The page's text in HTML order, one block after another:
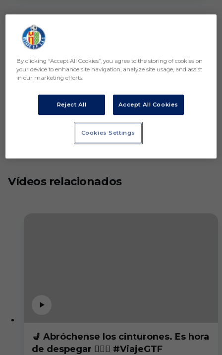
Vídeos relacionados
💺 Abróchense los cinturones. Es hora
de despegar 👨🏻‍✈️ #ViajeGTF
By clicking “Accept All Cookies”, you agree to the storing of cookies on
your device to enhance site navigation, analyze site usage, and assist
in our marketing efforts.
Reject All Accept All Cookies
Cookies Settings